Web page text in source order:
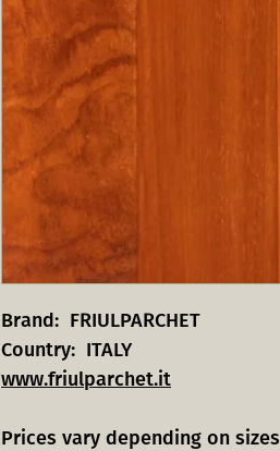
Brand: FRIULPARCHET
Country: ITALY
www.friulparchet.it
Prices vary depending on sizes